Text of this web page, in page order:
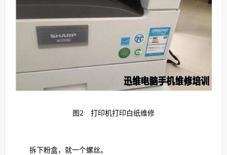
图2 打印机打印白纸维修
拆下粉盒，就一个螺丝。